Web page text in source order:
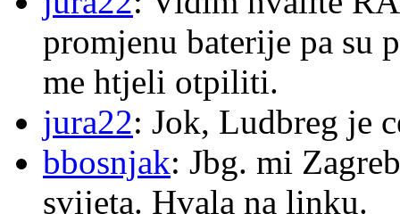
promjenu baterije pa su
me htjeli otpiliti.
jura22: Jok, Ludbreg je
bbosnjak: Jbg. mi
svijeta. Hvala na linku.